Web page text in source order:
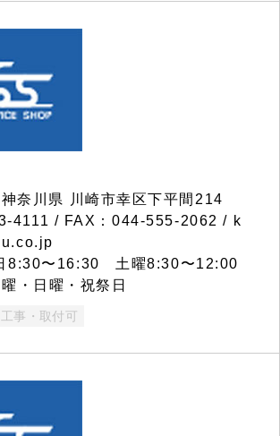
奈川県 川崎市幸区下平間214
4111 / FAX：044-555-2062 / k
8:30〜16:30 土曜8:30〜12:00
・日曜・祝祭日
工事・取付可